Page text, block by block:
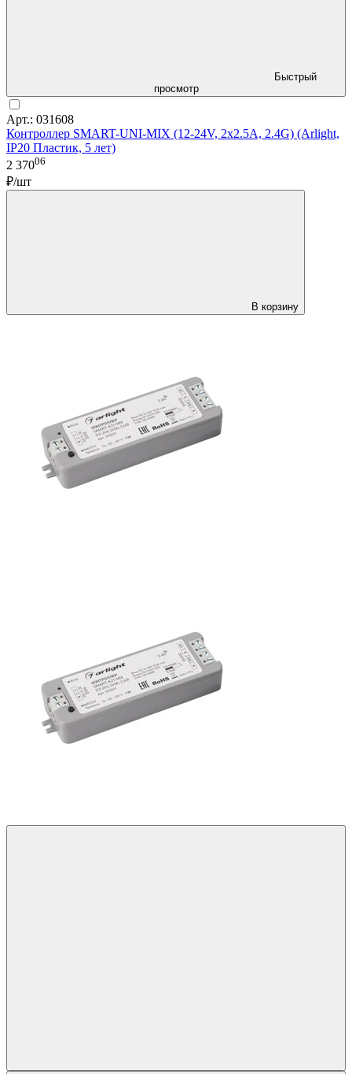
Быстрый
просмотр
Арт.: 031608
Контроллер SMART-UNI-MIX (12-24V, 2x2.5A, 2.4G) (Arlight,
IP20 Пластик, 5 лет)
2 37006
₽/шт
В корзину